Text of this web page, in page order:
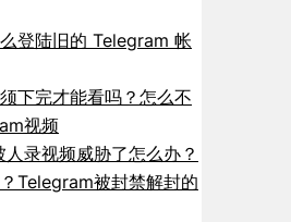
登陆旧的 Telegram 帐
下完才能看吗？怎么不
视频
录视频威胁了怎么办？
Telegram被封禁解封的